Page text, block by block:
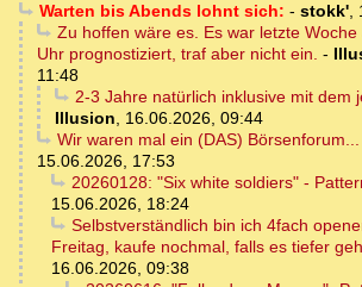
Warten bis Abends lohnt sich: - stokk',
Zu hoffen wäre es. Es war letzte
Uhr prognostiziert, traf aber nicht ein. -
11:48
2-3 Jahre natürlich inklusive mit dem
Illusion, 16.06.2026, 09:44
Wir waren mal ein (DAS) Börsenforum...
15.06.2026, 17:53
20260128: "Six white soldiers" -
15.06.2026, 18:24
Selbstverständlich bin ich 4fach
Freitag, kaufe nochmal, falls es tiefer
16.06.2026, 09:38